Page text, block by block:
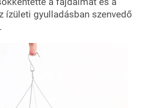
ízületi gyulladásban szenvedő